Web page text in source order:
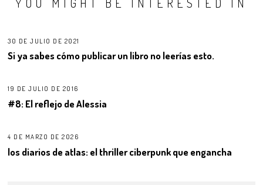
30 DE JULIO DE 2021
Si ya sabes cómo publicar un libro no leerías esto.
19 DE JULIO DE 2016
#8: El reflejo de Alessia
4 DE MARZO DE 2026
los diarios de atlas: el thriller ciberpunk que engancha